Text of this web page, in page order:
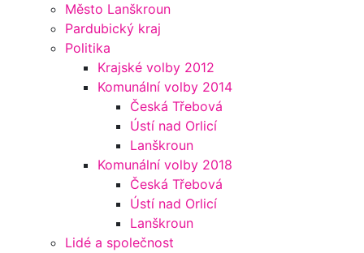
Město Lanškroun
Pardubický kraj
Politika
Krajské volby 2012
Komunální volby 2014
Česká Třebová
Ústí nad Orlicí
Lanškroun
Komunální volby 2018
Česká Třebová
Ústí nad Orlicí
Lanškroun
Lidé a společnost